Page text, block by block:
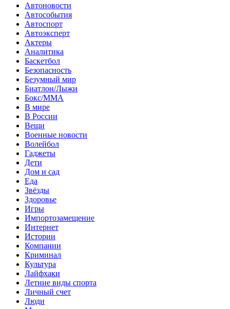
Автоновости
Автособытия
Автоспорт
Автоэксперт
Актеры
Аналитика
Баскетбол
Безопасность
Безумный мир
Биатлон/Лыжи
Бокс/MMA
В мире
В России
Вещи
Военные новости
Волейбол
Гаджеты
Дети
Дом и сад
Еда
Звёзды
Здоровье
Игры
Импортозамещение
Интернет
Истории
Компании
Криминал
Культура
Лайфхаки
Летние виды спорта
Личный счет
Люди